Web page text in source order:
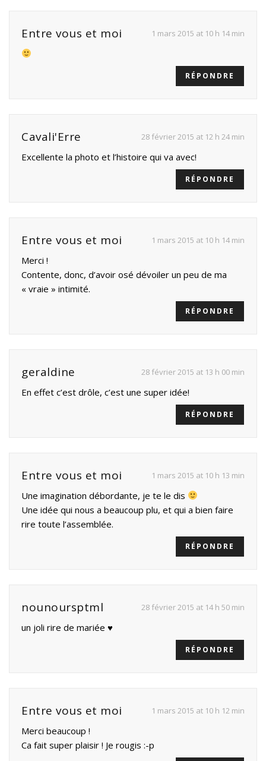
Entre vous et moi 1 mars 2015 at 10 h 14 min
RÉPONDRE
Cavali'Erre 28 février 2015 at 12 h 24 min
Excellente la photo et l’histoire qui va avec!
RÉPONDRE
Entre vous et moi 1 mars 2015 at 10 h 14 min
Merci !
Contente, donc, d’avoir osé dévoiler un peu de ma
« vraie » intimité.
RÉPONDRE
geraldine 28 février 2015 at 13 h 00 min
En effet c’est drôle, c’est une super idée!
RÉPONDRE
Entre vous et moi 1 mars 2015 at 10 h 13 min
Une imagination débordante, je te le dis
Une idée qui nous a beaucoup plu, et qui a bien faire
rire toute l’assemblée.
RÉPONDRE
nounoursptml 28 février 2015 at 14 h 50 min
un joli rire de mariée ♥
RÉPONDRE
Entre vous et moi 1 mars 2015 at 10 h 12 min
Merci beaucoup !
Ca fait super plaisir ! Je rougis :-p